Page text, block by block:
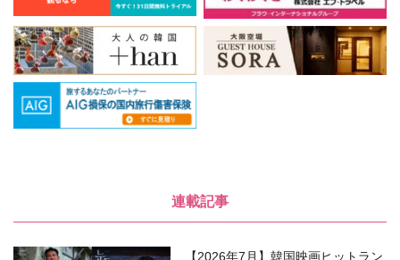
連載記事
【2026年7月】韓国映画ヒットラン